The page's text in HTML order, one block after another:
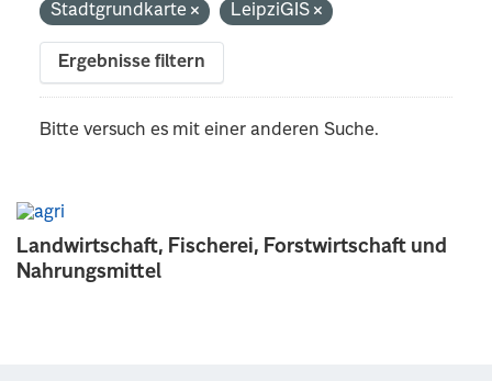
Landwirtschaft, Fischerei, Forstwirtschaft und
Nahrungsmittel
Stadtgrundkarte
LeipziGIS
Ergebnisse filtern
Bitte versuch es mit einer anderen Suche.